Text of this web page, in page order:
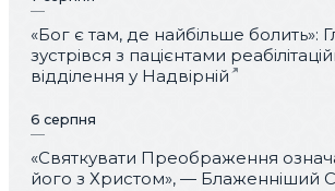
«Бог є там, де найбільше болить»:
зустрівся з пацієнтами
відділення у Надвірній
6 серпня
«Святкувати Преображення
його з Христом», — Блаженніший